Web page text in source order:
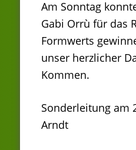
Am Sonntag
Gabi Orrù für das
Formwerts
unser herzlicher
Kommen.
Sonderleitung am
Arndt